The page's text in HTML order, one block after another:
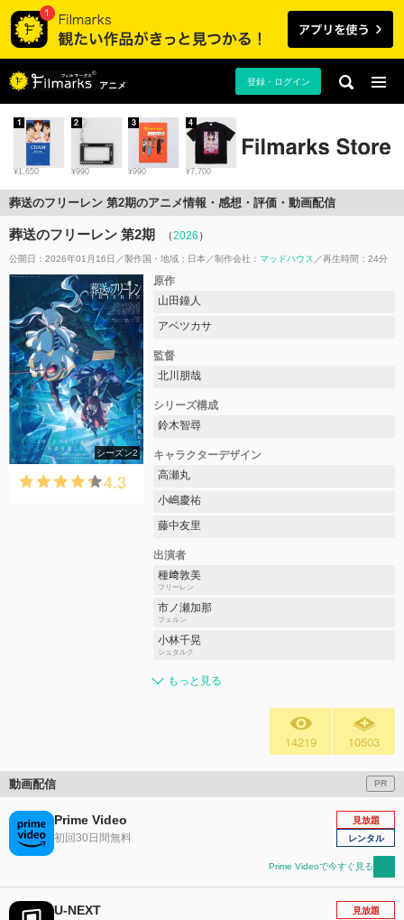
アニメ 登録・ログイン
¥1,650
1
¥990
2
¥990
3
¥7,700
4
葬送のフリーレン 第2期のアニメ情報・感想・評価・動画配信
葬送のフリーレン 第2期 （2026 ）
公開日：2026年01月16日 製作国・地域： 日本 制作会社： マッドハウス 再生時間：24分
シーズン2
4.3
原作
山田鐘人
アベツカサ
監督
北川朋哉
シリーズ構成
鈴木智尋
キャラクターデザイン
高瀬丸
小嶋慶祐
藤中友里
出演者
種﨑敦美
フリーレン
市ノ瀬加那
フェルン
小林千晃
シュタルク
もっと見る
14219 10503
動画配信 PR
Prime Video
初回30日間無料
見放題
レンタル
Prime Videoで今すぐ見る
U-NEXT 見放題